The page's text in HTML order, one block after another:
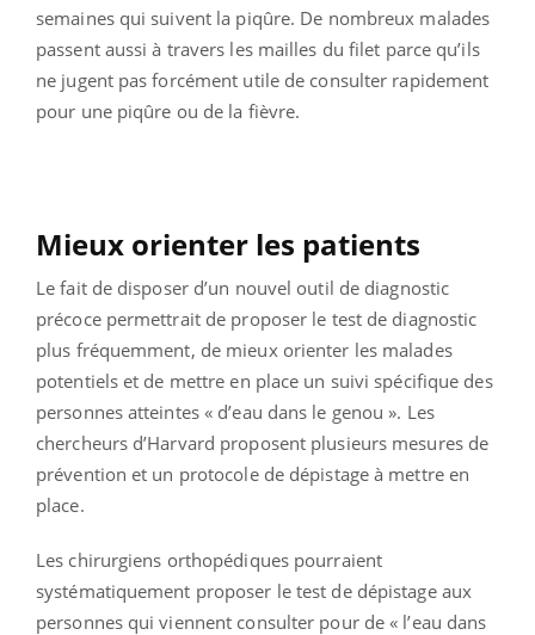
semaines qui suivent la piqûre. De nombreux malades
passent aussi à travers les mailles du filet parce qu’ils
ne jugent pas forcément utile de consulter rapidement
pour une piqûre ou de la fièvre.
Mieux orienter les patients
Le fait de disposer d’un nouvel outil de diagnostic
précoce permettrait de proposer le test de diagnostic
plus fréquemment, de mieux orienter les malades
potentiels et de mettre en place un suivi spécifique des
personnes atteintes « d’eau dans le genou ». Les
chercheurs d’Harvard proposent plusieurs mesures de
prévention et un protocole de dépistage à mettre en
place.
Les chirurgiens orthopédiques pourraient
systématiquement proposer le test de dépistage aux
personnes qui viennent consulter pour de « l’eau dans